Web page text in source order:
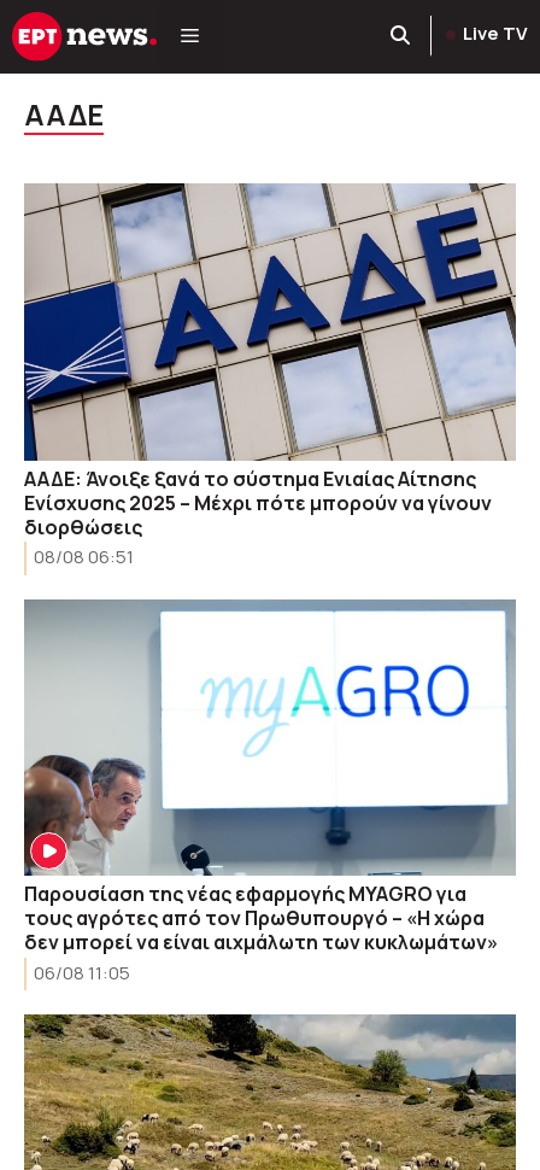
Μετάβαση
σε
Live TV
ΑΑΔΕ
ΑΑΔΕ: Άνοιξε ξανά το σύστημα Ενιαίας Αίτησης
Ενίσχυσης 2025 – Μέχρι πότε μπορούν να γίνουν
διορθώσεις
08/08 06:51
Παρουσίαση της νέας εφαρμογής MYAGRO για
τους αγρότες από τον Πρωθυπουργό – «Η χώρα
δεν μπορεί να είναι αιχμάλωτη των κυκλωμάτων»
06/08 11:05